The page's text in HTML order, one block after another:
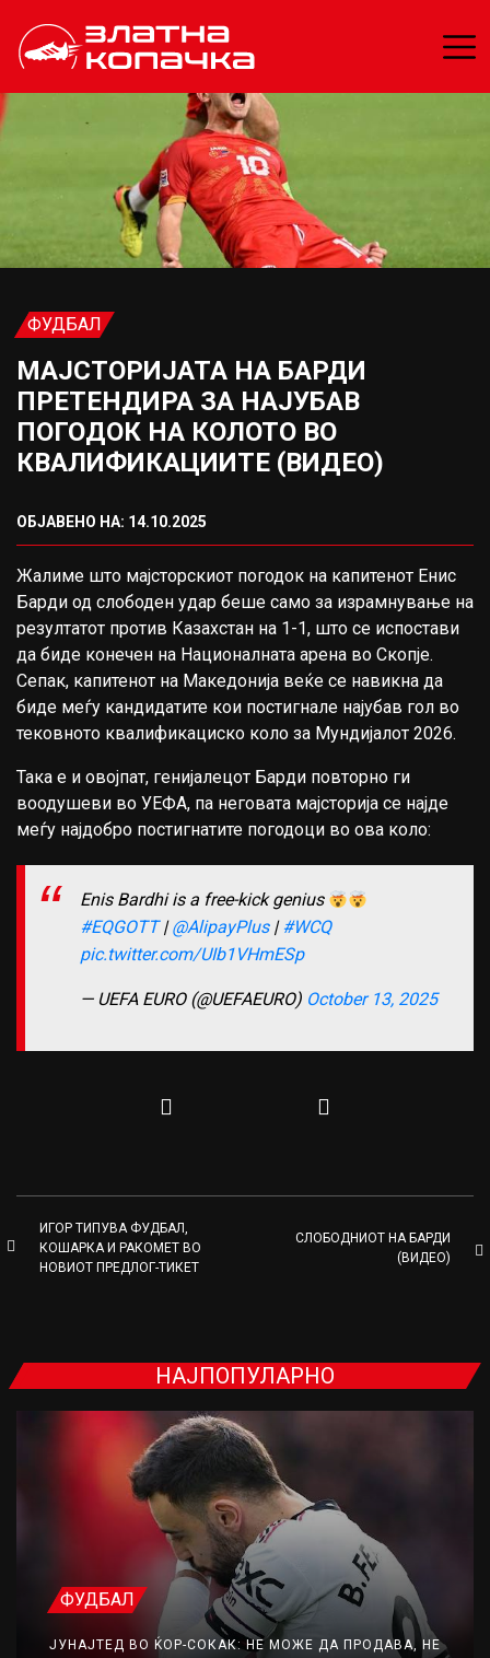
ФУДБАЛ
МАЈСТОРИЈАТА НА БАРДИ
ПРЕТЕНДИРА ЗА НАЈУБАВ
ПОГОДОК НА КОЛОТО ВО
КВАЛИФИКАЦИИТЕ (ВИДЕО)
ОБЈАВЕНО НА: 14.10.2025
Жалиме што мајсторскиот погодок на капитенот Енис
Барди од слободен удар беше само за израмнување на
резултатот против Казахстан на 1-1, што се испостави
да биде конечен на Националната арена во Скопје.
Сепак, капитенот на Македонија веќе се навикна да
биде меѓу кандидатите кои постигнале најубав гол во
тековното квалификациско коло за Мундијалот 2026.
Така е и овојпат, генијалецот Барди повторно ги
воодушеви во УЕФА, па неговата мајсторија се најде
меѓу најдобро постигнатите погодоци во ова коло:
Enis Bardhi is a free-kick genius
#EQGOTT|@AlipayPlus|#WCQ
pic.twitter.com/UIb1VHmESp
— UEFA EURO (@UEFAEURO) October 13, 2025
ИГОР ТИПУВА ФУДБАЛ,
КОШАРКА И РАКОМЕТ ВО
НОВИОТ ПРЕДЛОГ-ТИКЕТ
СЛОБОДНИОТ НА БАРДИ
(ВИДЕО)
НАЈПОПУЛАРНО
ФУДБАЛ
ЈУНАЈТЕД ВО ЌОР-СОКАК: НЕ МОЖЕ ДА ПРОДАВА, НЕ